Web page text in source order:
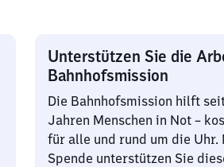
Unterstützen Sie die
Bahnhofsmission
Die Bahnhofsmission hilft
Jahren Menschen in Not –
für alle und rund um die
Spende unterstützen Sie